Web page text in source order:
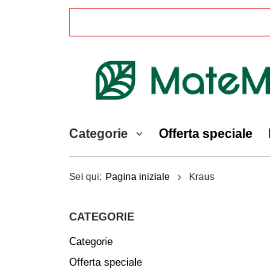
Categorie Offerta speciale
Sei qui: Pagina iniziale Kraus
CATEGORIE
Categorie
Offerta speciale